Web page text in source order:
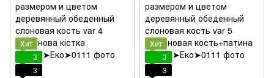
Хит
3
3
Хит
3
3